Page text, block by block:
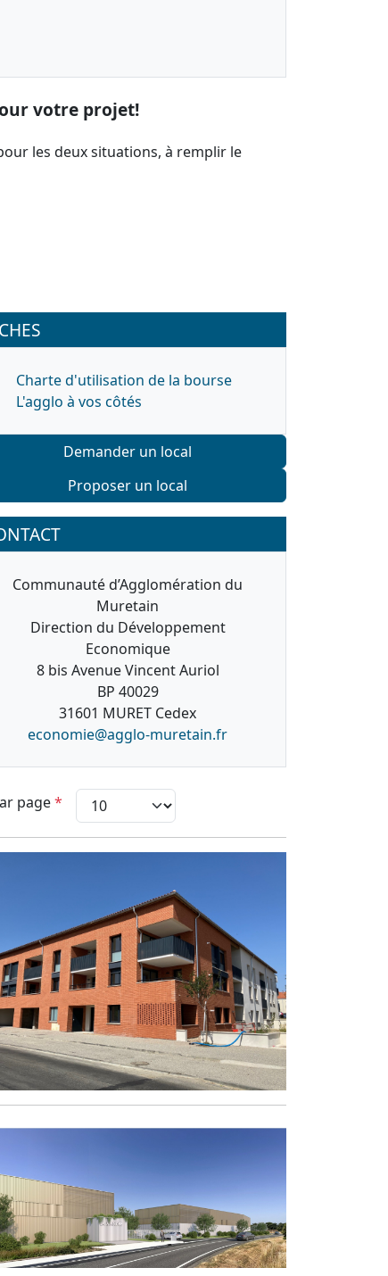
votre projet!
les deux situations, à remplir le
Charte d'utilisation de la bourse
L'agglo à vos côtés
Demander un local
Proposer un local
Communauté d’Agglomération du
Muretain
Direction du Développement
Economique
8 bis Avenue Vincent Auriol
BP 40029
31601 MURET Cedex
economie@agglo-muretain.fr
page *